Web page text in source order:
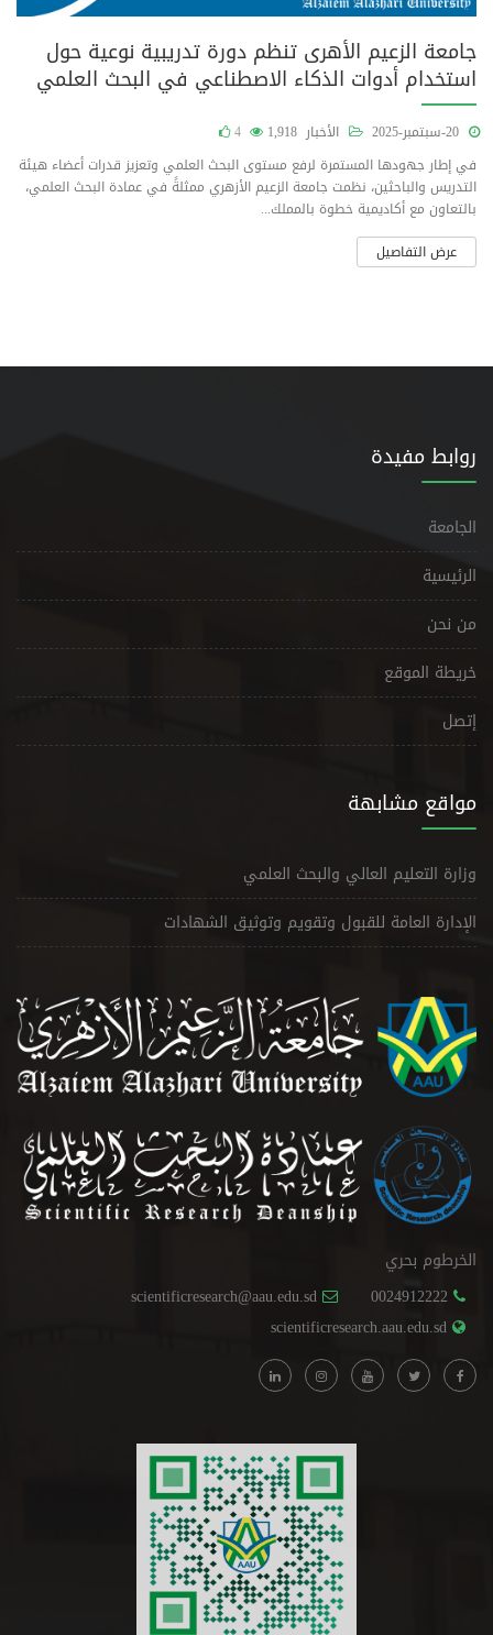
جامعة الزعيم الأهرى تنظم دورة تدريبية نوعية حول
استخدام أدوات الذكاء الاصطناعي في البحث العلمي
الأخبار 1,918
4
في إطار جهودها المستمرة لرفع مستوى البحث العلمي وتعزيز قدرات أعضاء هيئة
التدريس والباحثين، نظمت جامعة الزعيم الأزهري ممثلةً في عمادة البحث العلمي،
بالتعاون مع أكاديمية خطوة بالمملك...
عرض التفاصيل
روابط مفيدة
الجامعة
الرئيسية
من نحن
خريطة الموقع
إتصل
مواقع مشابهة
وزارة التعليم العالي والبحث العلمي
الإدارة العامة للقبول وتقويم وتوثيق الشهادات
الخرطوم بحري
0024912222
scientificresearch@aau.edu.sd
scientificresearch.aau.edu.sd